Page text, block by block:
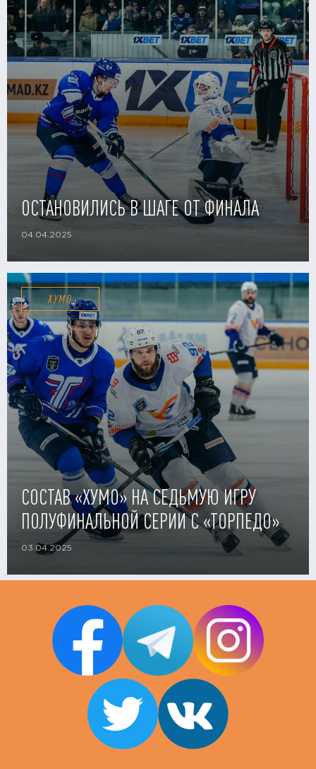
ОСТАНОВИЛИСЬ В ШАГЕ ОТ ФИНАЛА
04.04.2025
ХУМО
СОСТАВ «ХУМО» НА СЕДЬМУЮ ИГРУ
ПОЛУФИНАЛЬНОЙ СЕРИИ С «ТОРПЕДО»
03.04.2025